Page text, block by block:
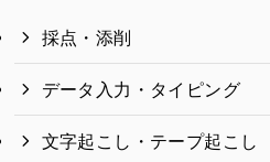
採点・添削
データ入力・タイピング
文字起こし・テープ起こし